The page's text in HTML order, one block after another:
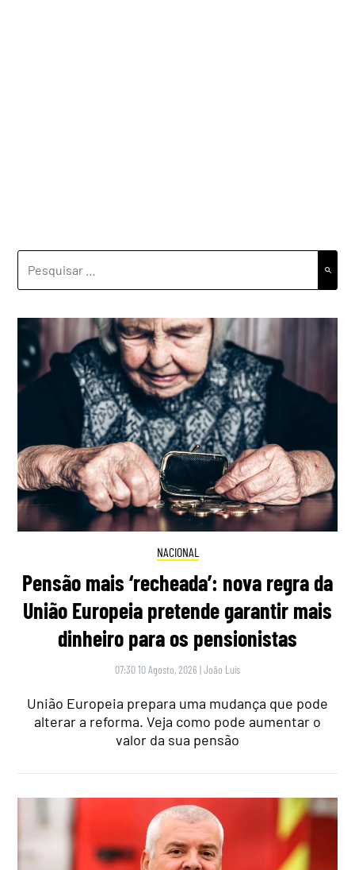
POR:
NACIONAL
Pensão mais ‘recheada’: nova regra da
União Europeia pretende garantir mais
dinheiro para os pensionistas
07:30 10 Agosto, 2026 |João Luís
União Europeia prepara uma mudança que pode
alterar a reforma. Veja como pode aumentar o
valor da sua pensão